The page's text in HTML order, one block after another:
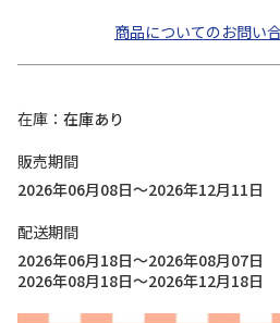
商品についてのお問い
在庫
在庫あり
販売期間
2026年06月08日～2026年12月11日
配送期間
2026年06月18日～2026年08月07日
2026年08月18日～2026年12月18日